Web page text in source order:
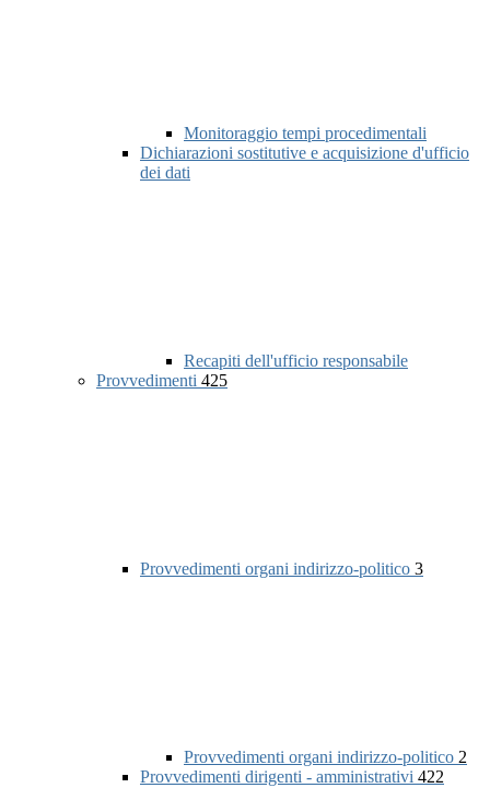
Monitoraggio tempi procedimentali
Dichiarazioni sostitutive e acquisizione d'ufficio
dei dati
Recapiti dell'ufficio responsabile
Provvedimenti 425
Provvedimenti organi indirizzo-politico 3
Provvedimenti organi indirizzo-politico 2
Provvedimenti dirigenti - amministrativi 422